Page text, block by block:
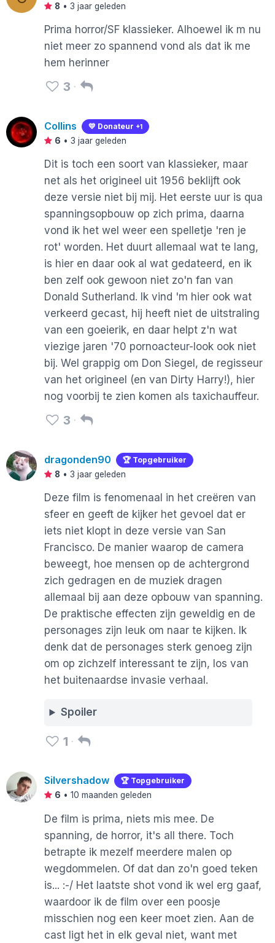
8 • 3 jaar geleden
Prima horror/SF klassieker. Alhoewel ik m nu
niet meer zo spannend vond als dat ik me
hem herinner
3
Collins 💛 Donateur +1
6 • 3 jaar geleden
Dit is toch een soort van klassieker, maar
net als het origineel uit 1956 beklijft ook
deze versie niet bij mij. Het eerste uur is qua
spanningsopbouw op zich prima, daarna
vond ik het wel weer een spelletje 'ren je
rot' worden. Het duurt allemaal wat te lang,
is hier en daar ook al wat gedateerd, en ik
ben zelf ook gewoon niet zo'n fan van
Donald Sutherland. Ik vind 'm hier ook wat
verkeerd gecast, hij heeft niet de uitstraling
van een goeierik, en daar helpt z'n wat
viezige jaren '70 pornoacteur-look ook niet
bij. Wel grappig om Don Siegel, de regisseur
van het origineel (en van Dirty Harry!), hier
nog voorbij te zien komen als taxichauffeur.
3
dragonden90 🏆 Topgebruiker
8 • 3 jaar geleden
Deze film is fenomenaal in het creëren van
sfeer en geeft de kijker het gevoel dat er
iets niet klopt in deze versie van San
Francisco. De manier waarop de camera
beweegt, hoe mensen op de achtergrond
zich gedragen en de muziek dragen
allemaal bij aan deze opbouw van spanning.
De praktische effecten zijn geweldig en de
personages zijn leuk om naar te kijken. Ik
denk dat de personages sterk genoeg zijn
om op zichzelf interessant te zijn, los van
het buitenaardse invasie verhaal.
Spoiler
1
Silvershadow 🏆 Topgebruiker
6 • 10 maanden geleden
De film is prima, niets mis mee. De
spanning, de horror, it's all there. Toch
betrapte ik mezelf meerdere malen op
wegdommelen. Of dat dan zo'n goed teken
is... :-/ Het laatste shot vond ik wel erg gaaf,
waardoor ik de film over een poosje
misschien nog een keer moet zien. Aan de
cast ligt het in elk geval niet, want met